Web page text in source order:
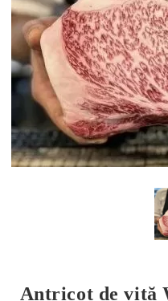
Antricot de vită